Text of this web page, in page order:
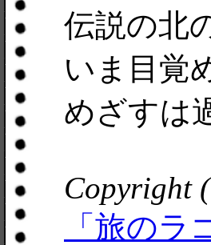
伝説の北
いま目覚
めざすは
Copyright
「旅の